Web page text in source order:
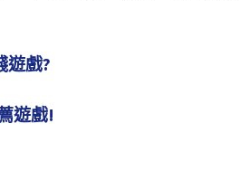
遊戲?
遊戲!